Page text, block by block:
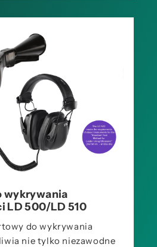
wykrywania
LD 500/LD 510
do wykrywania
nie tylko niezawodne